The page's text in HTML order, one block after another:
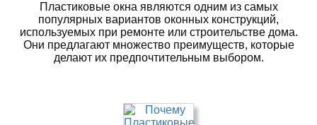
Пластиковые окна являются одним из самых
популярных вариантов оконных конструкций,
используемых при ремонте или строительстве дома.
Они предлагают множество преимуществ, которые
делают их предпочтительным выбором.